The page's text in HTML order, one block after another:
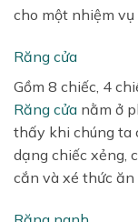
cho một nhiệm vụ
Răng cửa
Gồm 8 chiếc, 4
Răng cửa nằm ở
thấy khi chúng ta
dạng chiếc xẻng,
cắn và xé thức